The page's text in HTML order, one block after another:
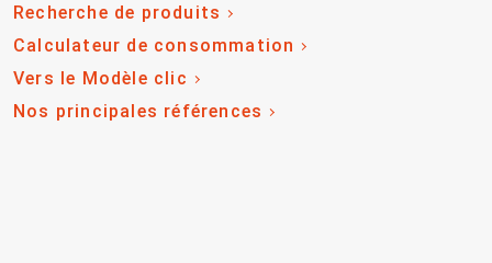
Recherche de produits
Calculateur de consommation
Vers le Modèle clic
Nos principales références